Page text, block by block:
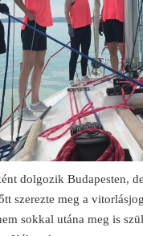
dolgozik Budapesten,
szerezte meg a
sokkal utána meg is